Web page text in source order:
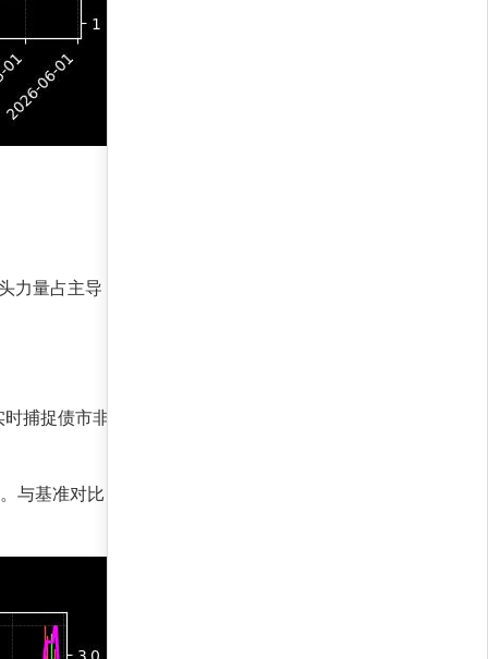
量占主导，短期利率下行预期支撑价格上
捕捉债市非理性定价，实现高夏普比率
基准对比，策略在收益端实现翻倍，同时凭